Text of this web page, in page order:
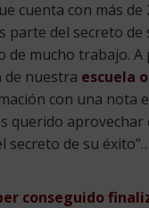
cuenta con más
parte del secreto
de mucho trabajo.
de nuestra escuela
con una nota
aprovechar
de su
conseguido